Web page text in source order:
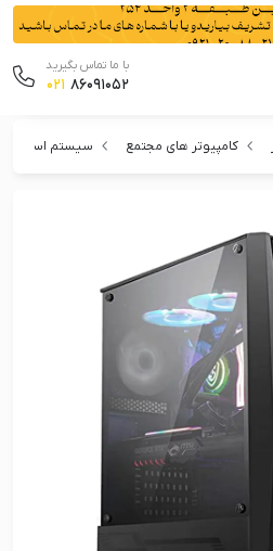
با ما تماس بگیرید
021 86091052
کامپیوتر های مجتمع سیستم اسمبل